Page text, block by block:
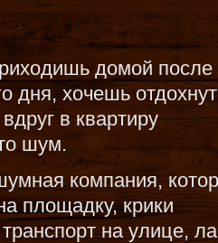
домой после
дня, хочешь
в квартиру
шум.
компания,
площадку, крики
на улице,